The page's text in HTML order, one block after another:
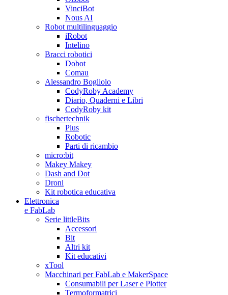
VinciBot
Nous AI
Robot multilinguaggio
iRobot
Intelino
Bracci robotici
Dobot
Comau
Alessandro Bogliolo
CodyRoby Academy
Diario, Quaderni e Libri
CodyRoby kit
fischertechnik
Plus
Robotic
Parti di ricambio
micro:bit
Makey Makey
Dash and Dot
Droni
Kit robotica educativa
Elettronica
e FabLab
Serie littleBits
Accessori
Bit
Altri kit
Kit educativi
xTool
Macchinari per FabLab e MakerSpace
Consumabili per Laser e Plotter
Termoformatrici